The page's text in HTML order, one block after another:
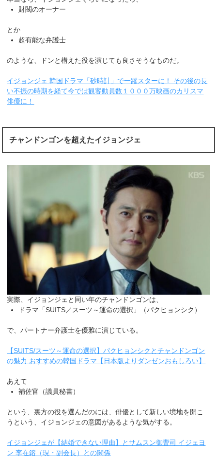
財閥のオーナー
とか
超有能な弁護士
のような、ドンと構えた役を演じても良さそうなものだ。
イジョンジェ 韓国ドラマ「砂時計」で一躍スターに！ その後の長
い不振の時期を経て今では観客動員数１０００万映画のカリスマ
俳優に！
チャンドンゴンを超えたイジョンジェ
実際、イジョンジェと同い年のチャンドンゴンは、
ドラマ「SUITS／スーツ～運命の選択」（パクヒョンシク）
で、パートナー弁護士を優雅に演じている。
【SUITS/スーツ～運命の選択】パクヒョンシクとチャンドンゴン
の魅力 おすすめの韓国ドラマ【日本版よりダンゼンおもしろい】
あえて
補佐官（議員秘書）
という、裏方の役を選んだのには、俳優として新しい境地を開こ
うという、イジョンジェの意図があるような気がする。
イジョンジェが【結婚できない理由】とサムスン御曹司 イジェヨ
ン 李在鎔（現・副会長）との関係